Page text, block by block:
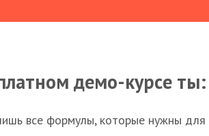
демо-курсе ты:
все формулы, которые нужны